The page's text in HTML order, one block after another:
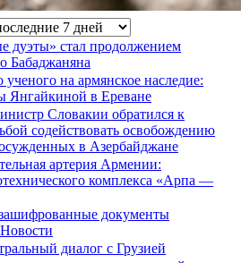
дуэты» стал продолжением
Бабаджаняна
ученого на армянское наследие:
Янгайкиной в Ереване
Словакии обратился к
содействовать освобождению
в Азербайджане
артерия Армении:
комплекса «Арпа —
документы
диалог с Грузией